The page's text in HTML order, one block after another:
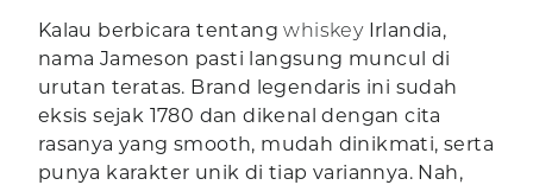
Kalau berbicara tentangwhiskey Irlandia,
nama Jameson pasti langsung muncul di
urutan teratas. Brand legendaris ini sudah
eksis sejak 1780 dan dikenal dengan cita
rasanya yang smooth, mudah dinikmati, serta
punya karakter unik di tiap variannya. Nah,